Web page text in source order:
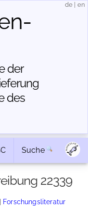
der
des
de en
Suche
22339
| Forschungsliteratur